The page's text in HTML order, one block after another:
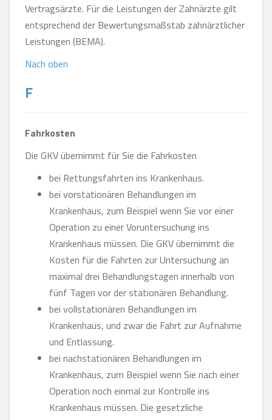
Vertragsärzte. Für die Leistungen der Zahnärzte gilt
entsprechend der Bewertungsmaßstab zahnärztlicher
Leistungen (BEMA).
Nach oben
F
Fahrkosten
Die GKV übernimmt für Sie die Fahrkosten
bei Rettungsfahrten ins Krankenhaus.
bei vorstationären Behandlungen im
Krankenhaus, zum Beispiel wenn Sie vor einer
Operation zu einer Voruntersuchung ins
Krankenhaus müssen. Die GKV übernimmt die
Kosten für die Fahrten zur Untersuchung an
maximal drei Behandlungstagen innerhalb von
fünf Tagen vor der stationären Behandlung.
bei vollstationären Behandlungen im
Krankenhaus, und zwar die Fahrt zur Aufnahme
und Entlassung.
bei nachstationären Behandlungen im
Krankenhaus, zum Beispiel wenn Sie nach einer
Operation noch einmal zur Kontrolle ins
Krankenhaus müssen. Die gesetzliche